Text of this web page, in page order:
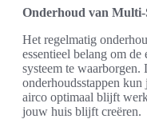
Onderhoud van
Het regelmatig
essentieel belang om
systeem te
onderhoudsstappen
airco optimaal blijft
jouw huis blijft creëren.